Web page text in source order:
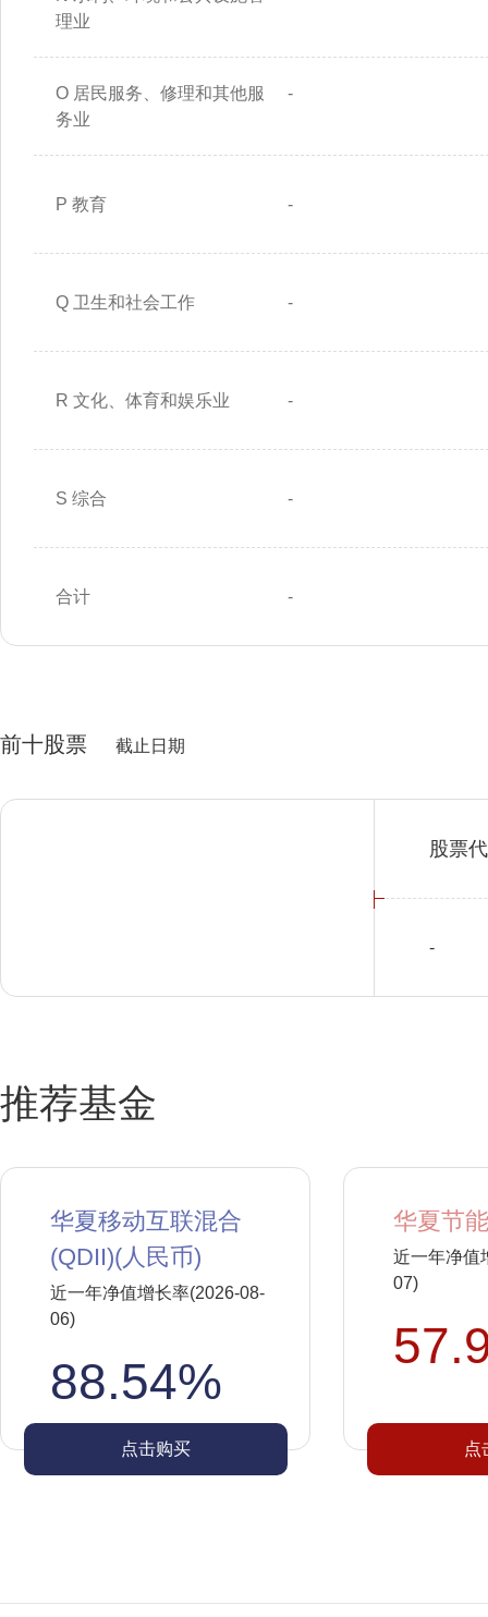
理业
O 居民服务、修理和其他服
务业
-
P 教育 -
Q 卫生和社会工作 -
R 文化、体育和娱乐业 -
S 综合 -
合计 -
前十股票 截止日期
股票
-
推荐基金
华夏移动互联混合
(QDII)(人民币)
近一年净值增长率(2026-08-
06)
88.54%
点击购买
华夏节
近一年净值
07)
点